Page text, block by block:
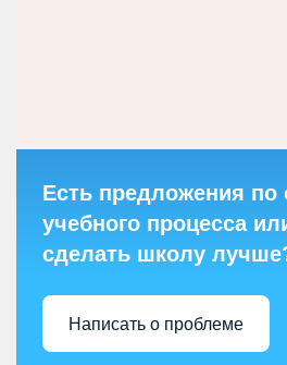
Есть предложения по
учебного процесса
сделать школу
Написать о проблеме